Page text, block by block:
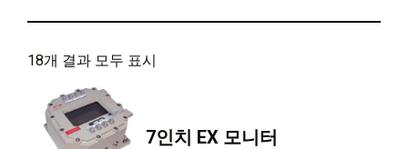
18개 결과 모두 표시
7인치 EX 모니터